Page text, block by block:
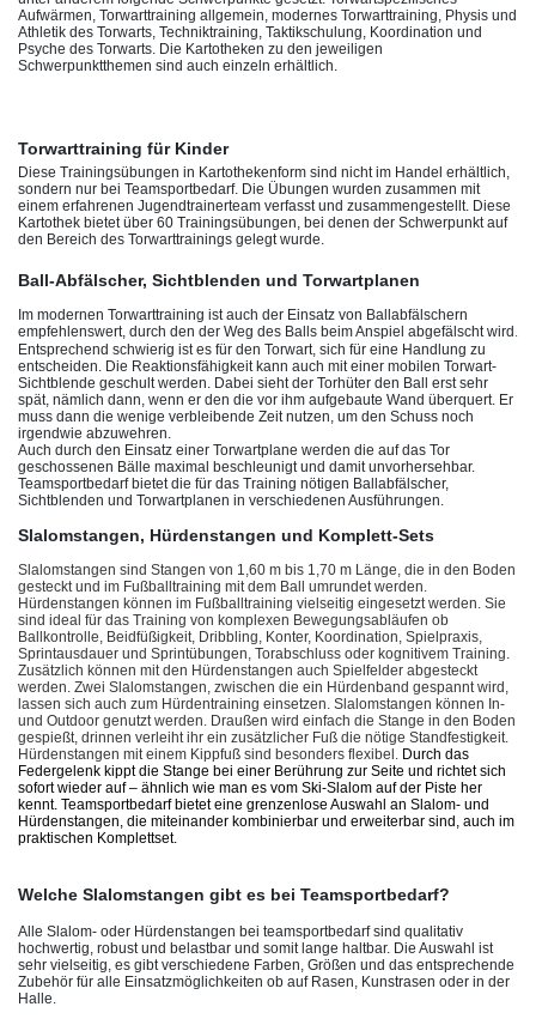
Aufwärmen, Torwarttraining allgemein, modernes Torwarttraining, Physis und
Athletik des Torwarts, Techniktraining, Taktikschulung, Koordination und
Psyche des Torwarts. Die Kartotheken zu den jeweiligen
Schwerpunktthemen sind auch einzeln erhältlich.
Torwarttraining für Kinder
Diese Trainingsübungen in Kartothekenform sind nicht im Handel erhältlich,
sondern nur bei Teamsportbedarf. Die Übungen wurden zusammen mit
einem erfahrenen Jugendtrainerteam verfasst und zusammengestellt. Diese
Kartothek bietet über 60 Trainingsübungen, bei denen der Schwerpunkt auf
den Bereich des Torwarttrainings gelegt wurde.
Ball-Abfälscher, Sichtblenden und Torwartplanen
Im modernen Torwarttraining ist auch der Einsatz von Ballabfälschern
empfehlenswert, durch den der Weg des Balls beim Anspiel abgefälscht wird
Entsprechend schwierig ist es für den Torwart, sich für eine Handlung zu
entscheiden. Die Reaktionsfähigkeit kann auch mit einer mobilen Torwart-
Sichtblende geschult werden. Dabei sieht der Torhüter den Ball erst sehr
spät, nämlich dann, wenn er den die vor ihm aufgebaute Wand überquert. Er
muss dann die wenige verbleibende Zeit nutzen, um den Schuss noch
irgendwie abzuwehren.
Auch durch den Einsatz einer Torwartplane werden die auf das Tor
geschossenen Bälle maximal beschleunigt und damit unvorhersehbar.
Teamsportbedarf bietet die für das Training nötigen Ballabfälscher,
Sichtblenden und Torwartplanen in verschiedenen Ausführungen.
Slalomstangen, Hürdenstangen und Komplett-Sets
Slalomstangen sind Stangen von 1,60 m bis 1,70 m Länge, die in den Boden
gesteckt und im Fußballtraining mit dem Ball umrundet werden.
Hürdenstangen können im Fußballtraining vielseitig eingesetzt werden. Sie
sind ideal für das Training von komplexen Bewegungsabläufen ob
Ballkontrolle, Beidfüßigkeit, Dribbling, Konter, Koordination, Spielpraxis,
Sprintausdauer und Sprintübungen, Torabschluss oder kognitivem Training.
Zusätzlich können mit den Hürdenstangen auch Spielfelder abgesteckt
werden. Zwei Slalomstangen, zwischen die ein Hürdenband gespannt wird,
lassen sich auch zum Hürdentraining einsetzen. Slalomstangen können In-
und Outdoor genutzt werden. Draußen wird einfach die Stange in den Boden
gespießt, drinnen verleiht ihr ein zusätzlicher Fuß die nötige Standfestigkeit.
Hürdenstangen mit einem Kippfuß sind besonders flexibel. Durch das
Federgelenk kippt die Stange bei einer Berührung zur Seite und richtet sich
sofort wieder auf – ähnlich wie man es vom Ski-Slalom auf der Piste her
kennt. Teamsportbedarf bietet eine grenzenlose Auswahl an Slalom- und
Hürdenstangen, die miteinander kombinierbar und erweiterbar sind, auch im
praktischen Komplettset.
Welche Slalomstangen gibt es bei Teamsportbedarf?
Alle Slalom- oder Hürdenstangen bei teamsportbedarf sind qualitativ
hochwertig, robust und belastbar und somit lange haltbar. Die Auswahl ist
sehr vielseitig, es gibt verschiedene Farben, Größen und das entsprechende
Zubehör für alle Einsatzmöglichkeiten ob auf Rasen, Kunstrasen oder in der
Halle.